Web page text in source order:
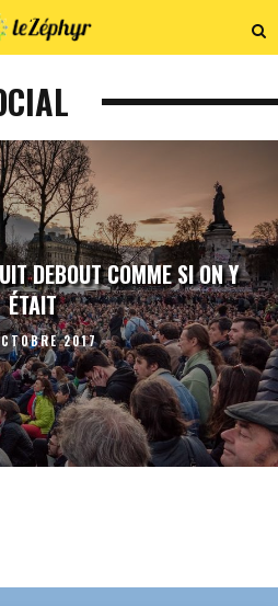
DEBOUT COMME SI ON Y
ÉTAIT
2017